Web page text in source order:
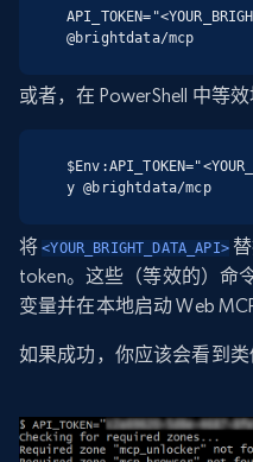
@brightdata/mcp
或者，在 PowerShell 中等效
y @brightdata/mcp
将<YOUR_BRIGHT_DATA_API>替
token。这些（等效的）命
变量并在本地启动 Web
如果成功，你应该会看到类